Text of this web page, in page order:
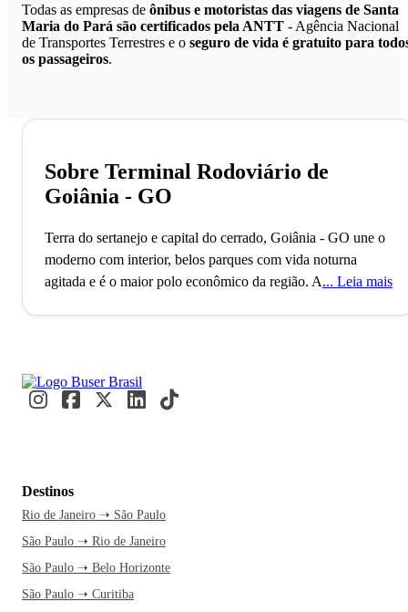
Todas as empresas de ônibus e motoristas das viagens de Santa
Maria do Pará são certificados pela ANTT - Agência Nacional
de Transportes Terrestres e o seguro de vida é gratuito para
os passageiros.
Sobre Terminal Rodoviário de
Goiânia - GO
Terra do sertanejo e capital do cerrado, Goiânia - GO une o
moderno com interior, belos parques com vida noturna
agitada e é o maior polo econômico da região. A cidade de
política de Goiás, na era do governo Vargas e atualmente é
considerado um polo econômico importante para a região. A
aproveitar todas as comodidades de uma capital sem deixar
de desfrutar o acolhimento do povo e os pratos à moda
caipira. A capital é uma das cidades mais arborizadas do
Brasil, com lindas praças e parques. Se você é do time da
badalação, vale a pena experimentar os bares e casas
Leia mais
Destinos
Rio de Janeiro ➝ São Paulo
São Paulo ➝ Rio de Janeiro
São Paulo ➝ Belo Horizonte
São Paulo ➝ Curitiba